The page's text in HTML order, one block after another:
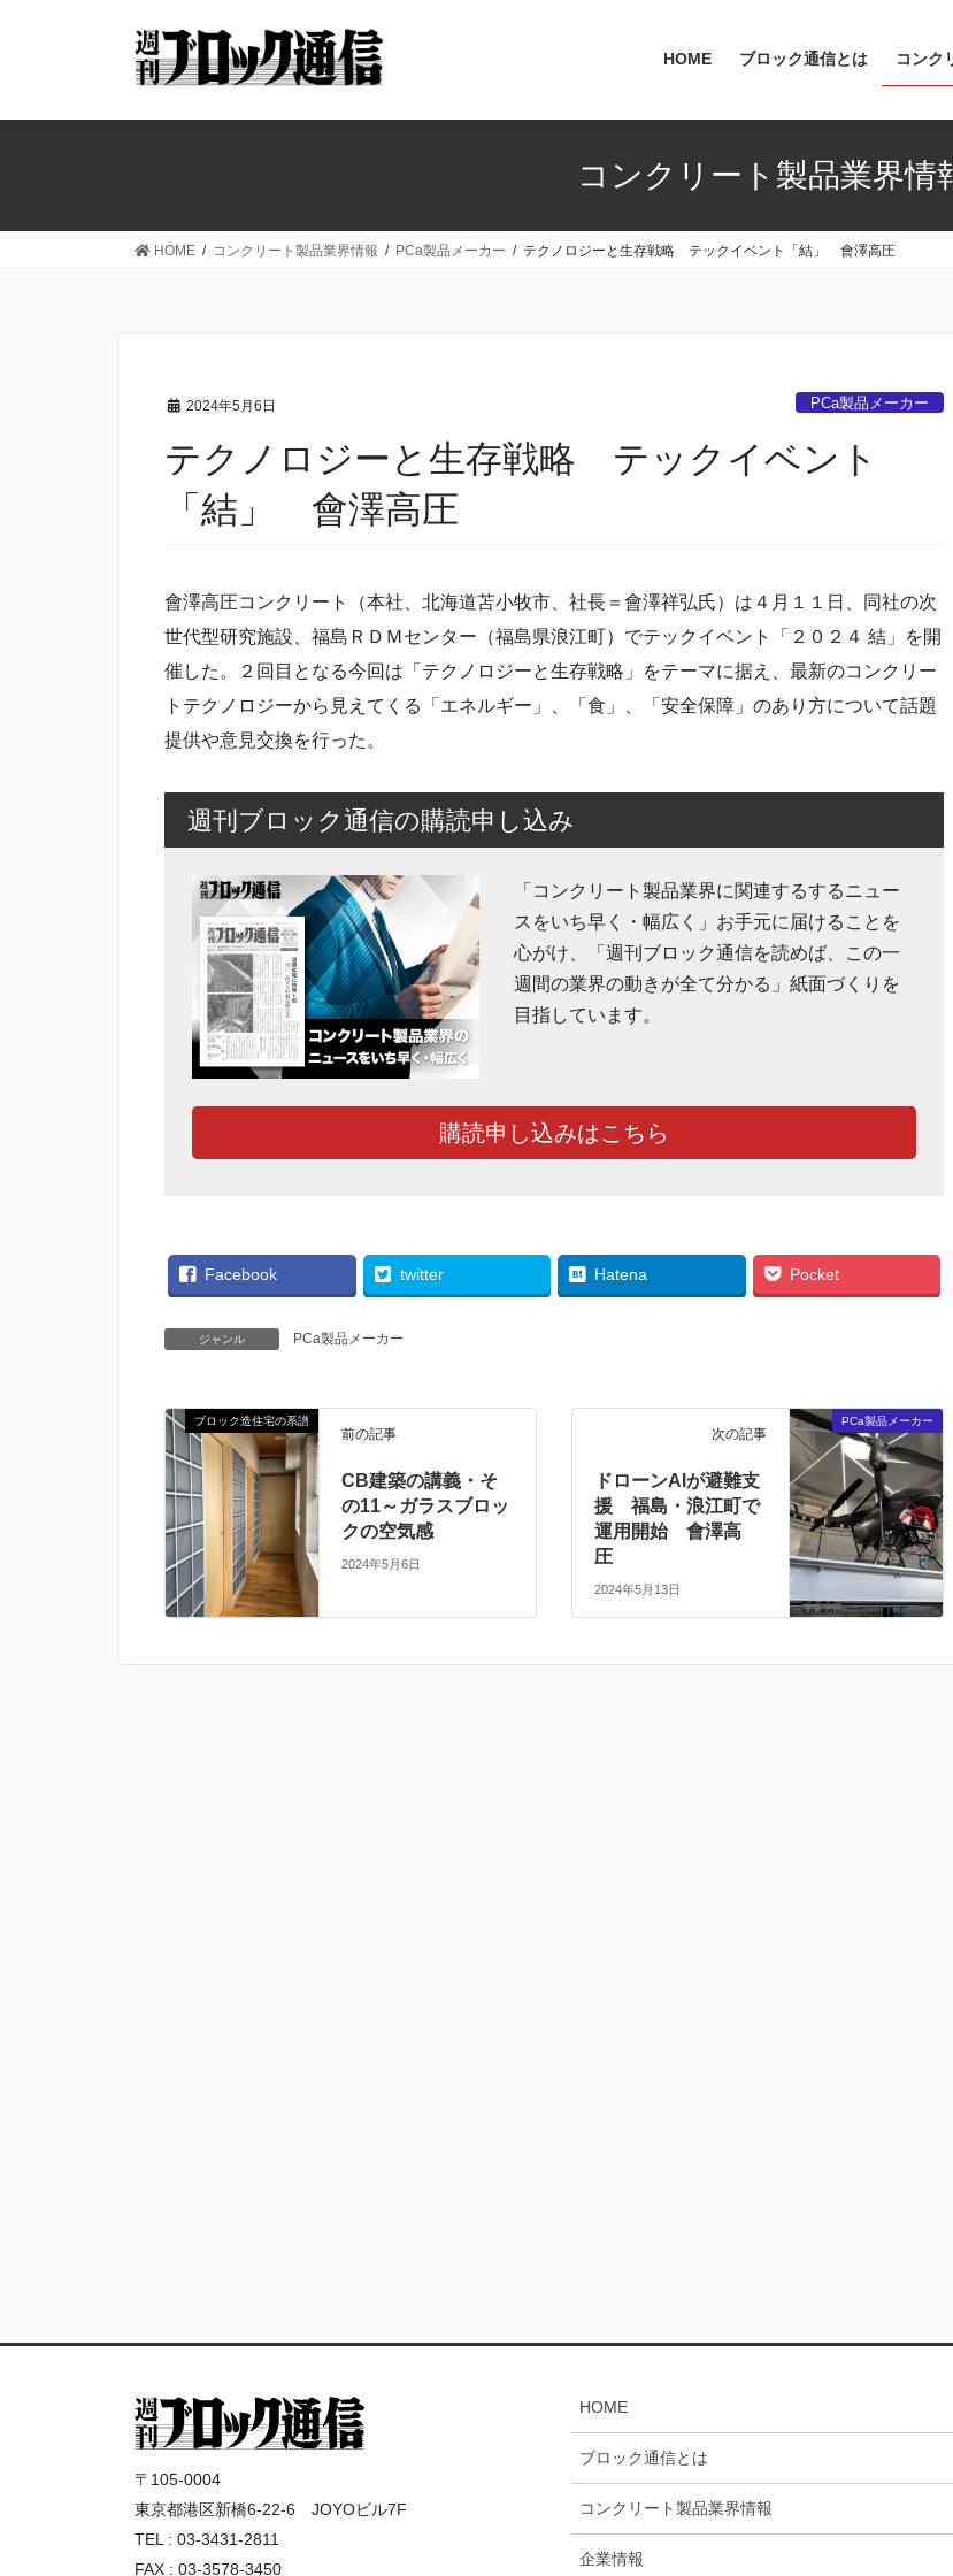
ツ
ッ
シ
移
HOME ブロック通信とは コンク
コンクリート製品業界情
HOME コンクリート製品業界情報 PCa製品メーカー テクノロジーと生存戦略 テックイベント「結」 會澤高圧
2024年5月6日 PCa製品メーカー
テクノロジーと生存戦略 テックイベント
「結」 會澤高圧
會澤高圧コンクリート（本社、北海道苫小牧市、社長＝會澤祥弘氏）は４月１１日、同社の次
世代型研究施設、福島ＲＤＭセンター（福島県浪江町）でテックイベント「２０２４ 結」を開
催した。２回目となる今回は「テクノロジーと生存戦略」をテーマに据え、最新のコンクリー
トテクノロジーから見えてくる「エネルギー」、「食」、「安全保障」のあり方について話題
提供や意見交換を行った。
週刊ブロック通信の購読申し込み
「コンクリート製品業界に関連するするニュー
スをいち早く・幅広く」お手元に届けることを
心がけ、「週刊ブロック通信を読めば、この一
週間の業界の動きが全て分かる」紙面づくりを
目指しています。
購読申し込みはこちら
Facebook twitter Hatena Pocket
ジャンル PCa製品メーカー
ブロック造住宅の系譜
前の記事
CB建築の講義・そ
の11～ガラスブロッ
クの空気感
2024年5月6日
PCa製品メーカー
次の記事
ドローンAIが避難支
援 福島・浪江町で
運用開始 會澤高
圧
2024年5月13日
〒105-0004
東京都港区新橋6-22-6 JOYOビル7F
TEL : 03-3431-2811
FAX : 03-3578-3450
HOME
ブロック通信とは
コンクリート製品業界情報
企業情報